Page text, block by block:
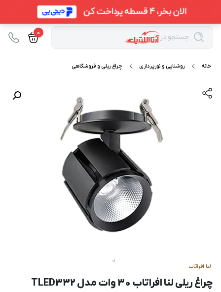
جستجو در 0
خانه روشنایی و نورپردازی چراغ ریلی و فروشگاهی
لنا افراتاب
چراغ ریلی لنا افراتاب 30 وات مدل TLED332